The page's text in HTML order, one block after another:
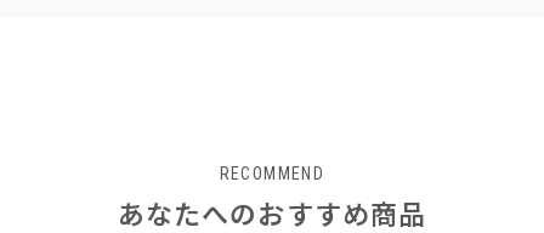
RECOMMEND
あなたへのおすすめ商品